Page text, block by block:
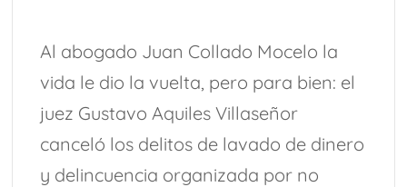
Al abogado Juan Collado Mocelo la
vida le dio la vuelta, pero para bien: el
juez Gustavo Aquiles Villaseñor
canceló los delitos de lavado de dinero
y delincuencia organizada por no